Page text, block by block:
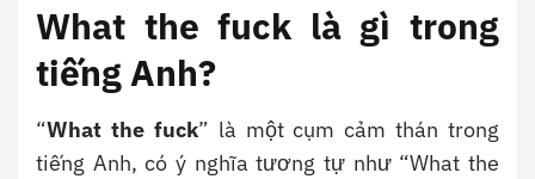
What the fuck là gì trong
tiếng Anh?
“What the fuck” là một cụm cảm thán trong
tiếng Anh, có ý nghĩa tương tự như “What the